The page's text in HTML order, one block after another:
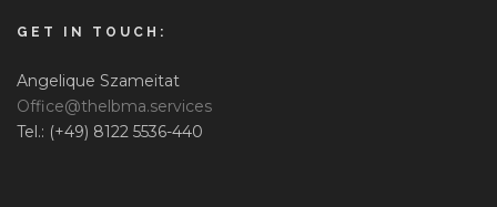
GET IN TOUCH:
Angelique Szameitat
Office@thelbma.services
Tel.: (+49) 8122 5536-440